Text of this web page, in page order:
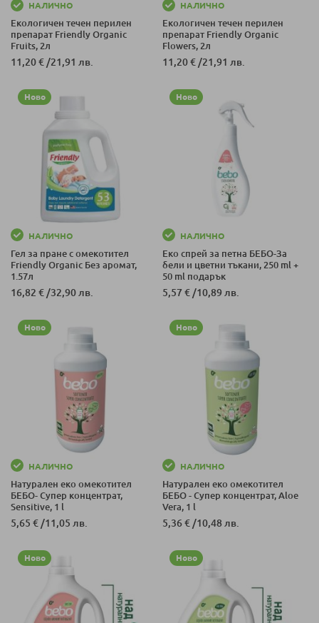
НАЛИЧНО
Екологичен течен перилен
препарат Friendly Organic
Fruits, 2л
11,20 € /21,91 лв.
НАЛИЧНО
Екологичен течен перилен
препарат Friendly Organic
Flowers, 2л
11,20 € /21,91 лв.
Ново
НАЛИЧНО
Гел за пране с омекотител
Friendly Organic Без аромат,
1.57л
16,82 € /32,90 лв.
Ново
НАЛИЧНО
Еко спрей за петна БЕБО-За
бели и цветни тъкани, 250 ml +
50 ml подарък
5,57 € /10,89 лв.
Ново
НАЛИЧНО
Натурален еко омекотител
БЕБО- Супер концентрат,
Sensitive, 1 l
5,65 € /11,05 лв.
Ново
НАЛИЧНО
Натурален еко омекотител
БЕБО - Супер концентрат, Aloe
Vera, 1 l
5,36 € /10,48 лв.
Ново Ново